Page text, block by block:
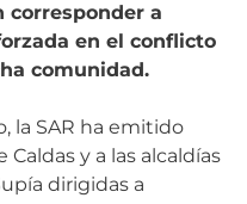
corresponder a
en el conflicto
comunidad.
la SAR ha emitido
y a las alcaldías
dirigidas a